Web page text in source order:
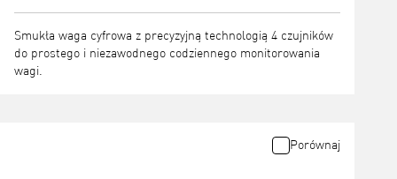
Smukła waga cyfrowa z precyzyjną technologią 4 czujników
do prostego i niezawodnego codziennego monitorowania
wagi.
Porównaj